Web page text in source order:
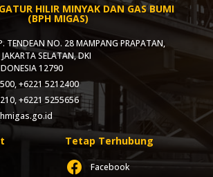
HILIR MINYAK DAN GAS BUMI
(BPH MIGAS)
TENDEAN NO. 28 MAMPANG PRAPATAN,
SELATAN, DKI
12790
+6221 5212400
+6221 5255656
Tetap Terhubung
Facebook